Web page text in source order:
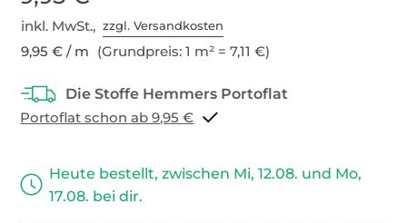
inkl. MwSt.,zzgl. Versandkosten
9,95 € / m (Grundpreis: 1 m² = 7,11 €)
Portoflat schon ab 9,95 €
Heute bestellt, zwischen Mi, 12.08. und Mo,
17.08. bei dir.